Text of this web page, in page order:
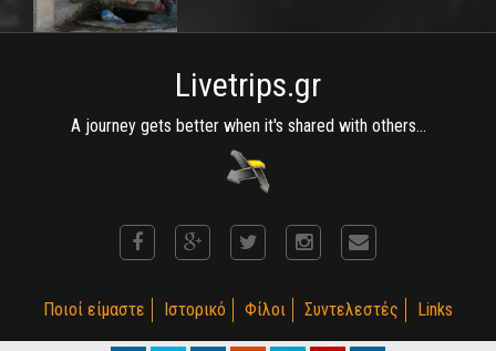
Livetrips.gr
A journey gets better when it's shared with others...
Ποιοί είμαστε Ιστορικό Φίλοι Συντελεστές Links